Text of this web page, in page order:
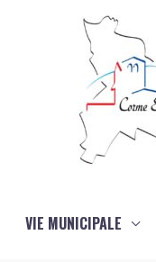
VIE MUNICIPALE